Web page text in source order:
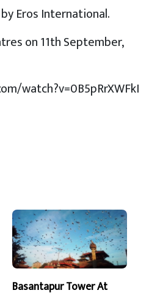
Eros International.
on 11th September,
watch?v=0B5pRrXWFkI
Basantapur Tower At